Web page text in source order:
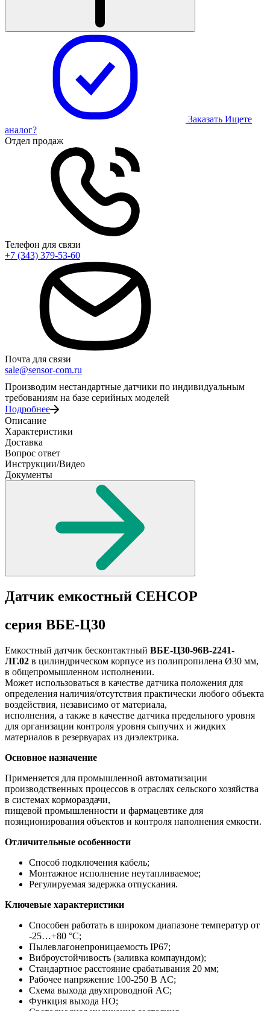
Заказать Ищете
аналог?
Отдел продаж
Телефон для связи
+7 (343) 379-53-60
Почта для связи
sale@sensor-com.ru
Производим нестандартные датчики по индивидуальным
требованиям на базе серийных моделей
Подробнее
Описание
Характеристики
Доставка
Вопрос ответ
Инструкции/Видео
Документы
Датчик емкостный СЕНСОР
серия ВБЕ-Ц30
Емкостный датчик бесконтактный ВБЕ-Ц30-96В-2241-
ЛГ.02 в цилиндрическом корпусе из полипропилена Ø30 мм,
в общепромышленном исполнении.
Может использоваться в качестве датчика положения для
определения наличия/отсутствия практически любого объекта
воздействия, независимо от материала,
исполнения, а также в качестве датчика предельного уровня
для организации контроля уровня сыпучих и жидких
материалов в резервуарах из диэлектрика.
Основное назначение
Применяется для промышленной автоматизации
производственных процессов в отраслях сельского хозяйства
в системах кормораздачи,
пищевой промышленности и фармацевтике для
позиционирования объектов и контроля наполнения емкости.
Отличительные особенности
Способ подключения кабель;
Монтажное исполнение неутапливаемое;
Регулируемая задержка отпускания.
Ключевые характеристики
Способен работать в широком диапазоне температур от
-25…+80 °С;
Пылевлагонепроницаемость IP67;
Виброустойчивость (заливка компаундом);
Стандартное расстояние срабатывания 20 мм;
Рабочее напряжение 100-250 В AC;
Схема выхода двухпроводной AC;
Функция выхода НО;